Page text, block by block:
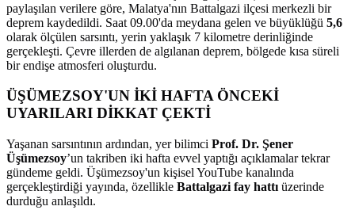
paylaşılan verilere göre, Malatya'nın Battalgazi ilçesi merkezli bir
deprem kaydedildi. Saat 09.00'da meydana gelen ve büyüklüğü 5,6
olarak ölçülen sarsıntı, yerin yaklaşık 7 kilometre derinliğinde
gerçekleşti. Çevre illerden de algılanan deprem, bölgede kısa süreli
bir endişe atmosferi oluşturdu.
ÜŞÜMEZSOY'UN İKİ HAFTA ÖNCEKİ
UYARILARI DİKKAT ÇEKTİ
Yaşanan sarsıntının ardından, yer bilimci Prof. Dr. Şener
Üşümezsoy’un takriben iki hafta evvel yaptığı açıklamalar tekrar
gündeme geldi. Üşümezsoy'un kişisel YouTube kanalında
gerçekleştirdiği yayında, özellikle Battalgazi fay hattı üzerinde
durduğu anlaşıldı.